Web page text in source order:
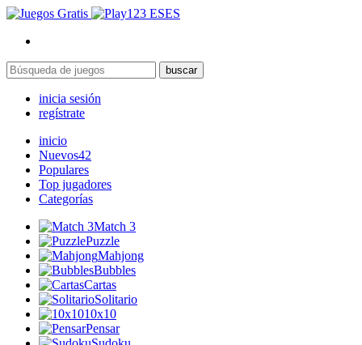
ES
buscar
inicia sesión
regístrate
inicio
Nuevos42
Populares
Top jugadores
Categorías
Match 3
Puzzle
Mahjong
Bubbles
Cartas
Solitario
10x10
Pensar